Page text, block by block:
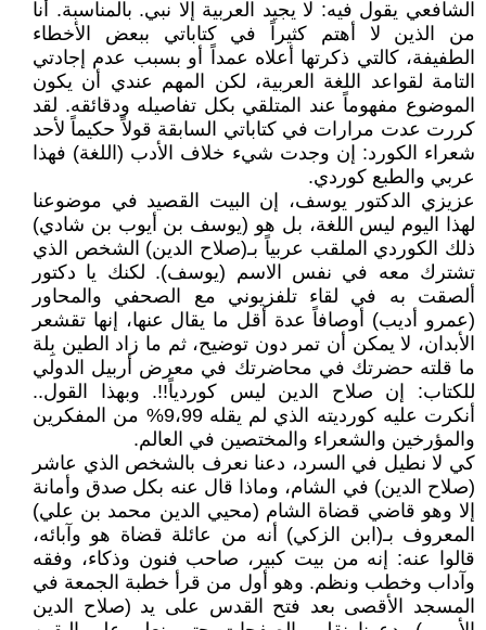
الشافعي يقول فيه: لا يجيد العربية إلا نبي. بالمناسبة. أنا
من الذين لا أهتم كثيراً في كتاباتي ببعض الأخطاء
الطفيفة، كالتي ذكرتها أعلاه عمداً أو بسبب عدم إجادتي
التامة لقواعد اللغة العربية، لكن المهم عندي أن يكون
الموضوع مفهوماً عند المتلقي بكل تفاصيله ودقائقه. لقد
كررت عدت مرارات في كتاباتي السابقة قولاً حكيماً لأحد
شعراء الكورد: إن وجدت شيء خلاف الأدب (اللغة) فهذا
عربي والطبع كوردي.
عزيزي الدكتور يوسف، إن البيت القصيد في موضوعنا
لهذا اليوم ليس اللغة، بل هو (يوسف بن أيوب بن شادي)
ذلك الكوردي الملقب عربياً بـ(صلاح الدين) الشخص الذي
تشترك معه في نفس الاسم (يوسف). لكنك يا دكتور
ألصقت به في لقاء تلفزيوني مع الصحفي والمحاور
(عمرو أديب) أوصافاً عدة أقل ما يقال عنها، إنها تقشعر
الأبدان، لا يمكن أن تمر دون توضيح، ثم ما زاد الطين بِلة
ما قلته حضرتك في محاضرتك في معرض أربيل الدولي
للكتاب: إن صلاح الدين ليس كوردياً!!. وبهذا القول..
أنكرت عليه كورديته الذي لم يقله 9،99% من المفكرين
والمؤرخين والشعراء والمختصين في العالم.
كي لا نطيل في السرد، دعنا نعرف بالشخص الذي عاشر
(صلاح الدين) في الشام، وماذا قال عنه بكل صدق وأمانة
إلا وهو قاضي قضاة الشام (محيي الدين محمد بن علي)
المعروف بـ(ابن الزكي) أنه من عائلة قضاة هو وآبائه،
قالوا عنه: إنه من بيت كبير، صاحب فنون وذكاء، وفقه
وآداب وخطب ونظم. وهو أول من قرأ خطبة الجمعة في
المسجد الأقصى بعد فتح القدس على يد (صلاح الدين